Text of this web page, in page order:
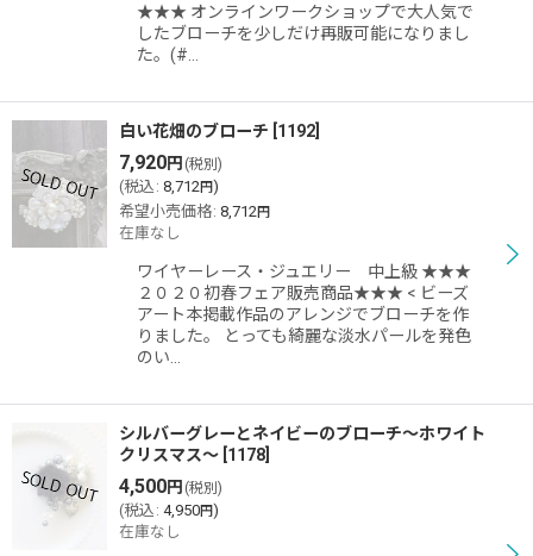
★★★ オンラインワークショップで大人気で
したブローチを少しだけ再販可能になりまし
た。(#…
白い花畑のブローチ 1192
7,920円 (税別)
(税込 : 8,712円)
希望小売価格: 8,712円
在庫なし
ワイヤーレース・ジュエリー 中上級 ★★★
２０２０初春フェア販売商品★★★ < ビーズ
アート本掲載作品のアレンジでブローチを作
りました。 とっても綺麗な淡水パールを発色
のい…
シルバーグレーとネイビーのブローチ〜ホワイト
クリスマス〜 1178
4,500円 (税別)
(税込 : 4,950円)
在庫なし